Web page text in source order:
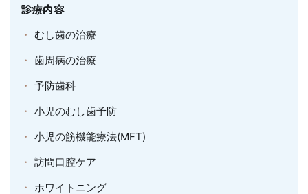
診療内容
むし歯の治療
歯周病の治療
予防歯科
小児のむし歯予防
小児の筋機能療法(MFT)
訪問口腔ケア
ホワイトニング